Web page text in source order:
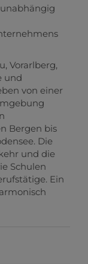
Vorarlberg,
und
von einer
Bergen bis
Die
und die
Schulen
Ein